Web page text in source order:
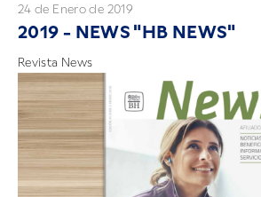
24 de Enero de 2019
2019 - NEWS "HB NEWS"
Revista News